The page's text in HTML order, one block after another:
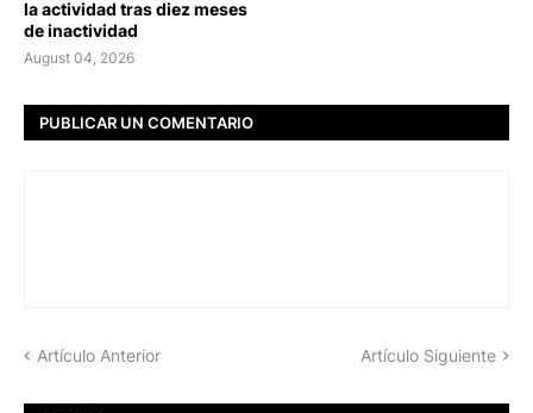
la actividad tras diez meses
de inactividad
August 04, 2026
PUBLICAR UN COMENTARIO
Artículo Anterior Artículo Siguiente